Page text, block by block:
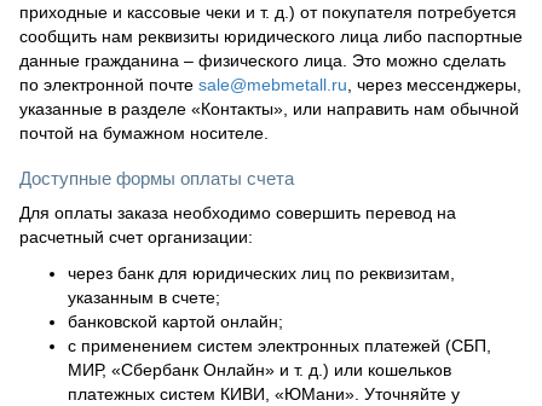
приходные и кассовые чеки и т. д.) от покупателя потребуется
сообщить нам реквизиты юридического лица либо паспортные
данные гражданина – физического лица. Это можно сделать
по электронной почте sale@mebmetall.ru , через мессенджеры,
указанные в разделе «Контакты», или направить нам обычной
почтой на бумажном носителе.
Доступные формы оплаты счета
Для оплаты заказа необходимо совершить перевод на
расчетный счет организации:
через банк для юридических лиц по реквизитам,
указанным в счете;
банковской картой онлайн;
с применением систем электронных платежей (СБП,
МИР, «Сбербанк Онлайн» и т. д.) или кошельков
платежных систем КИВИ, «ЮМани». Уточняйте у